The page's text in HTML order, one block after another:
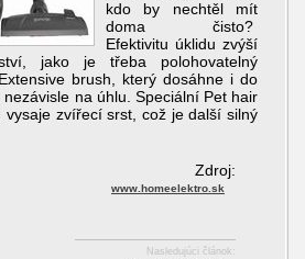
kdo by nechtěl mít
doma čisto?
Efektivitu úklidu zvýší
jako je třeba polohovatelný
brush, který dosáhne i do
na úhlu. Speciální Pet hair
vysaje zvířecí srst, což je další silný
Zdroj:
www.homeelektro.sk
Nasledujúci článok: